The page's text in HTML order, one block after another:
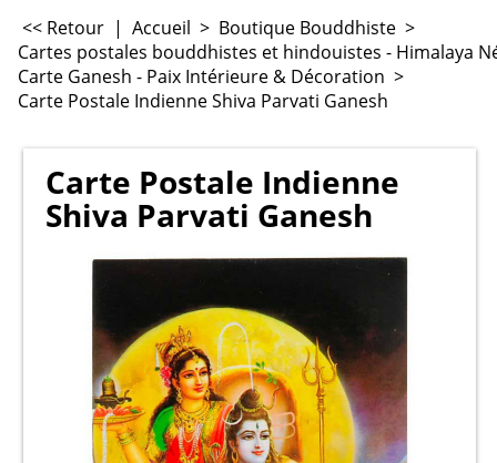
<< Retour | Accueil > Boutique Bouddhiste >
Cartes postales bouddhistes et hindouistes - Himalaya
Carte Ganesh - Paix Intérieure & Décoration >
Carte Postale Indienne Shiva Parvati Ganesh
Carte Postale Indienne
Shiva Parvati Ganesh